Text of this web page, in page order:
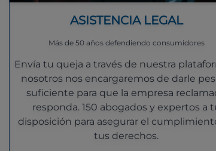
ASISTENCIA LEGAL
Más de 50 años defendiendo consumidores
Envía tu queja a través de nuestra
nosotros nos encargaremos de darle
suficiente para que la empresa
responda. 150 abogados y expertos a
disposición para asegurar el
tus derechos.